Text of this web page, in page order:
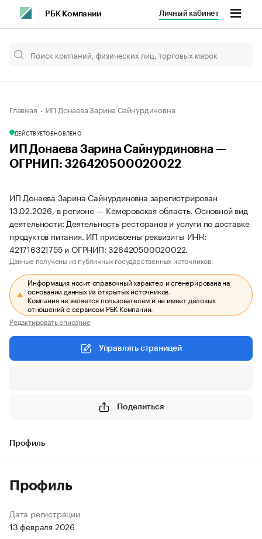
РБК Компании Личный кабинет
Главная ИП Донаева Зарина Сайнурдиновна
ДЕЙСТВУЕТОБНОВЛЕНО
ИП Донаева Зарина Сайнурдиновна —
ОГРНИП: 326420500020022
ИП Донаева Зарина Сайнурдиновна зарегистрирован
13.02.2026, в регионе — Кемеровская область. Основной вид
деятельности: Деятельность ресторанов и услуги по доставке
продуктов питания. ИП присвоены реквизиты ИНН:
421716321755 и ОГРНИП: 326420500020022.
Данные получены из публичных государственных источников.
Информация носит справочный характер и сгенерирована на
основании данных из открытых источников.
Компания не является пользователем и не имеет деловых
отношений с сервисом РБК Компании.
Редактировать описание
Управлять страницей
Поделиться
Профиль
Профиль
Дата регистрации
13 февраля 2026